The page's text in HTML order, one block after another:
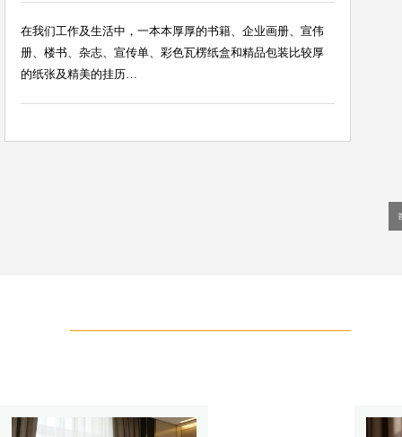
在我们工作及生活中，一本本厚厚的书籍、企业画册、宣伟
册、楼书、杂志、宣传单、彩色瓦楞纸盒和精品包装比较厚
的纸张及精美的挂历…